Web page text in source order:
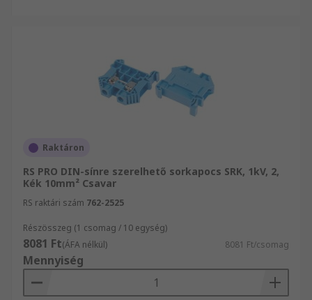
Raktáron
RS PRO DIN-sínre szerelhető sorkapocs SRK, 1kV, 2,
Kék 10mm² Csavar
RS raktári szám 762-2525
Részösszeg (1 csomag / 10 egység)
8081 Ft(ÁFA nélkül) 8081 Ft/csomag
Mennyiség